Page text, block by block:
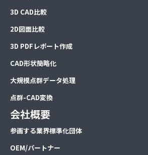
3D CAD比較
2D図面比較
3D PDFレポート作成
CAD形状簡略化
大規模点群データ処理
点群-CAD変換
会社概要
参画する業界標準化団体
OEM/パートナー